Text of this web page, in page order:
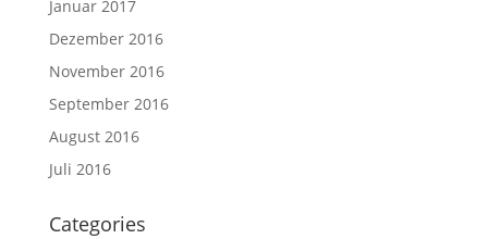
Januar 2017
Dezember 2016
November 2016
September 2016
August 2016
Juli 2016
Categories